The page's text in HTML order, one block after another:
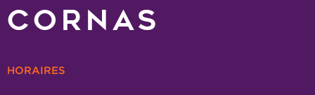
CORNAS
HORAIRES